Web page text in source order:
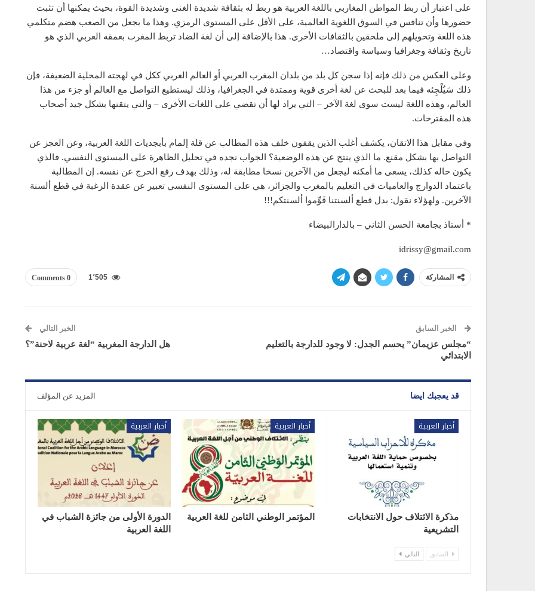
على اعتبار أن ربط المواطن المغاربي باللغة العربية هو ربط له بثقافة شديدة الغنى وشديدة القوة، بحيث يمكنها أن تثبت
حضورها وأن تنافس في السوق اللغوية العالمية، على الأقل على المستوى الرمزي. وهذا ما يجعل من الصعب هضم متكلمي
هذه اللغة وتحويلهم إلى ملحقين بالثقافات الأخرى. هذا بالإضافة إلى أن لغة الضاد تربط المغرب بعمقه العربي الذي هو
تاريخ وثقافة وجغرافيا وسياسة واقتصاد…
وعلى العكس من ذلك فإنه إذا سجن كل بلد من بلدان المغرب العربي أو العالم العربي ككل في لهجته المحلية الضعيفة، فإن
ذلك سَيُلْجِئه فيما بعد للبحث عن لغة أخرى قوية وممتدة في الجغرافيا، وذلك ليستطيع التواصل مع العالم أو جزء من هذا
العالم، وهذه اللغة ليست سوى لغة الآخر – التي يراد لها أن تقضي على اللغات الأخرى – والتي يتقنها بشكل جيد أصحاب
هذه المقترحات.
وفي مقابل هذا الاتقان، يكشف أغلب الذين يقفون خلف هذه المطالب عن قلة إلمام بأبجديات اللغة العربية، وعن العجز عن
التواصل بها بشكل مقنع. ما الذي ينتج عن هذه الوضعية؟ الجواب نجده في تحليل الظاهرة على المستوى النفسي. فالذي
يكون حاله كذلك، يسعى ما أمكنه ليجعل من الآخرين نسخا مطابقة له، وذلك بهدف رفع الحرج عن نفسه. إن المطالبة
باعتماد الدوارج والعاميات في التعليم بالمغرب والجزائر، هي على المستوى النفسي تعبير عن عقدة الرغبة في قطع ألسنة
الآخرين. ولهؤلاء نقول: بدل قطع ألسنتنا قَوِّموا ألسنتكم!!!
* أستاذ بجامعة الحسن الثاني – بالدارالبيضاء
idrissy@gmail.com
المشاركة 0 Comments 1٬505
الخبر السابق
“مجلس عزيمان” يحسم الجدل: لا وجود للدارجة بالتعليم
الابتدائي
الخبر التالي
هل الدارجة المغربية “لغة عربية لاحنة”؟
قد يعجبك ايضا المزيد عن المؤلف
أخبار العربية
مذكرة الائتلاف حول الانتخابات
التشريعية
أخبار العربية
المؤتمر الوطني الثامن للغة العربية
أخبار العربية
الدورة الأولى من جائزة الشباب في
اللغة العربية
السابق التالي